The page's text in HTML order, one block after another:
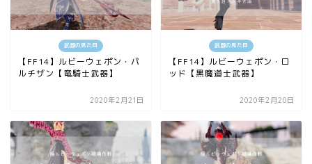
武器の見た目
【FF14】ルビーウェポン・パ
ルチザン【竜騎士武器】
2020年2月21日
武器の見た目
【FF14】ルビーウェポン・ロ
ッド【黒魔道士武器】
2020年2月20日